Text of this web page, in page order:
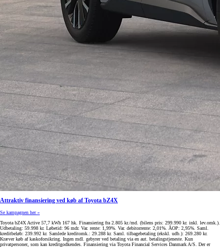
Attraktiv finansiering ved køb af Toyota bZ4X
Se kampagnen her »
Toyota bZ4X Active 57,7 kWh 167 hk. Finansiering fra 2.805 kr./md. (bilens pris: 299.990 kr. inkl. lev.omk.).
Udbetaling: 59.998 kr. Løbetid: 96 mdr. Var. rente: 1,99%. Var. debitorrente: 2,01%. ÅOP: 2,95%. Saml.
kreditbeløb: 239.992 kr. Samlede kreditomk.: 29.288 kr. Saml. tilbagebetaling (ekskl. udb.): 269.280 kr.
Kræver køb af kaskoforsikring. Ingen mdl. gebyrer ved betaling via en aut. betalingstjeneste. Kun
privatpersoner, som kan kreditgodkendes. Finansiering via Toyota Financial Services Danmark A/S. Der er